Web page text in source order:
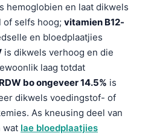
hemoglobien en laat dikwels
of selfs hoog; vitamien B12-
en bloedplaatjies
is dikwels verhoog en die
laag totdat
RDW bo ongeveer 14.5% is
dikwels voedingstof- of
As kneusing deel van
wat lae bloedplaatjies